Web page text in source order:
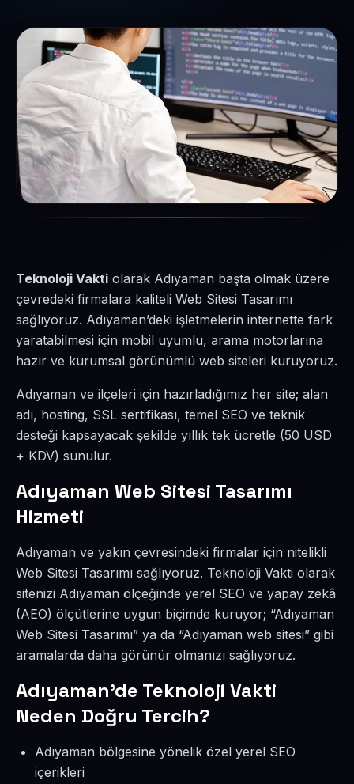
Teknoloji Vakti olarak Adıyaman başta olmak üzere
çevredeki firmalara kaliteli Web Sitesi Tasarımı
sağlıyoruz. Adıyaman’deki işletmelerin internette fark
yaratabilmesi için mobil uyumlu, arama motorlarına
hazır ve kurumsal görünümlü web siteleri kuruyoruz.
Adıyaman ve ilçeleri için hazırladığımız her site; alan
adı, hosting, SSL sertifikası, temel SEO ve teknik
desteği kapsayacak şekilde yıllık tek ücretle (50 USD
+ KDV) sunulur.
Adıyaman Web Sitesi Tasarımı
Hizmeti
Adıyaman ve yakın çevresindeki firmalar için nitelikli
Web Sitesi Tasarımı sağlıyoruz. Teknoloji Vakti olarak
sitenizi Adıyaman ölçeğinde yerel SEO ve yapay zekâ
(AEO) ölçütlerine uygun biçimde kuruyor; “Adıyaman
Web Sitesi Tasarımı” ya da “Adıyaman web sitesi” gibi
aramalarda daha görünür olmanızı sağlıyoruz.
Adıyaman’de Teknoloji Vakti
Neden Doğru Tercih?
Adıyaman bölgesine yönelik özel yerel SEO
içerikleri